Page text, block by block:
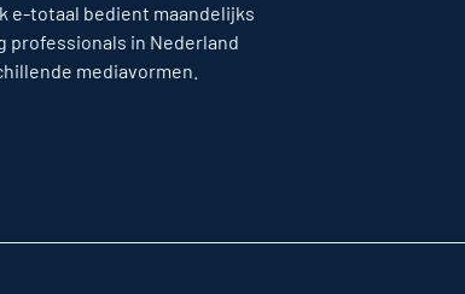
e-totaal bedient maandelijks
professionals in Nederland
mediavormen.